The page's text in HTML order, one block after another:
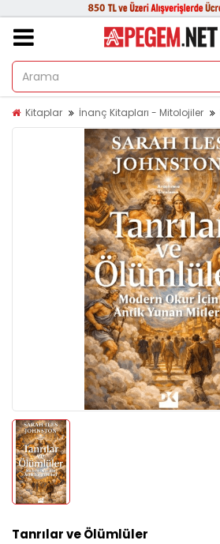
Kitaplar İnanç Kitapları - Mitolojiler
Tanrılar ve Ölümlüler